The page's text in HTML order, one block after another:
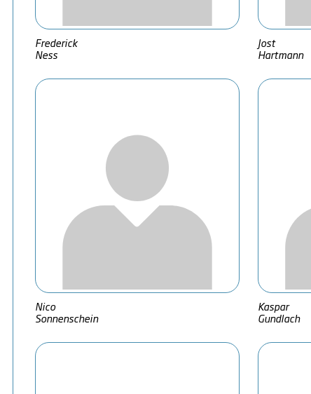
Frederick
Ness
Jost
Hartmann
Nico
Sonnenschein
Kaspar
Gundlach